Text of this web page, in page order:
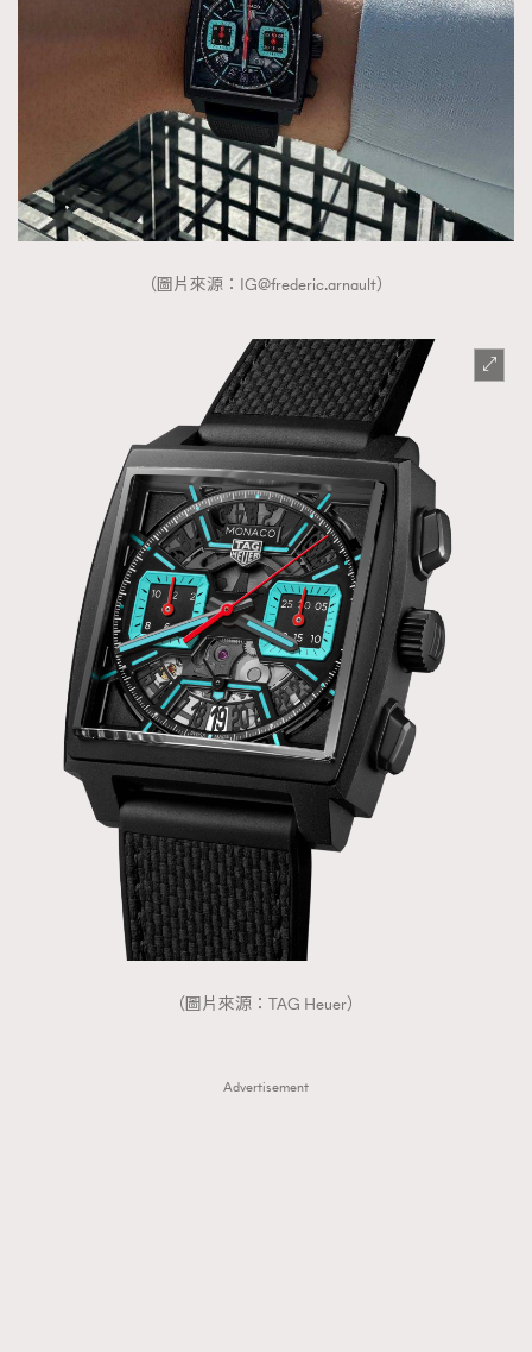
AFrenchMind
DressLikeAParisienne
FashionWeek FigaroAesthetic
（圖片來源： IG@frederic.arnault）
（圖片來源：TAG Heuer）
Advertisement